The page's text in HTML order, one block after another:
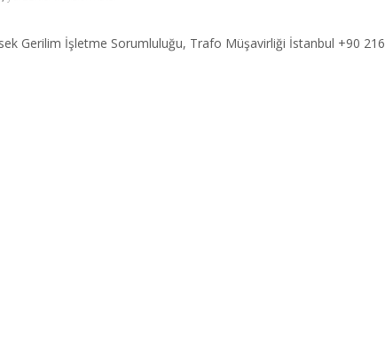
Gerilim İşletme Sorumluluğu, Trafo Müşavirliği İstanbul +90 216